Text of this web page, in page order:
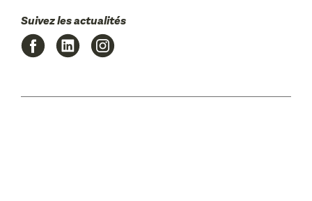
Suivez les actualités